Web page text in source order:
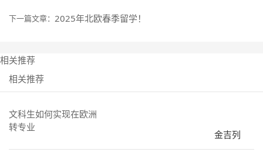
下一篇文章： 2025年北欧春季留学！
相关推荐
相关推荐
文科生如何实现在欧洲
转专业
金吉列